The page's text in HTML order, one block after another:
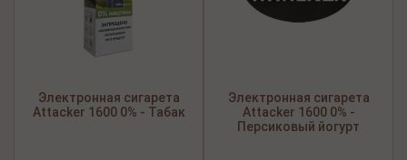
Электронная сигарета
Attacker 1600 0% - Табак
Электронная сигарета
Attacker 1600 0% -
Персиковый йогурт